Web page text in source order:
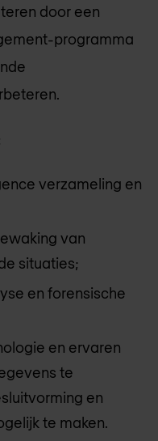
door een
programma
verzameling en
van
situaties;
en forensische
en ervaren
te
en
te maken.